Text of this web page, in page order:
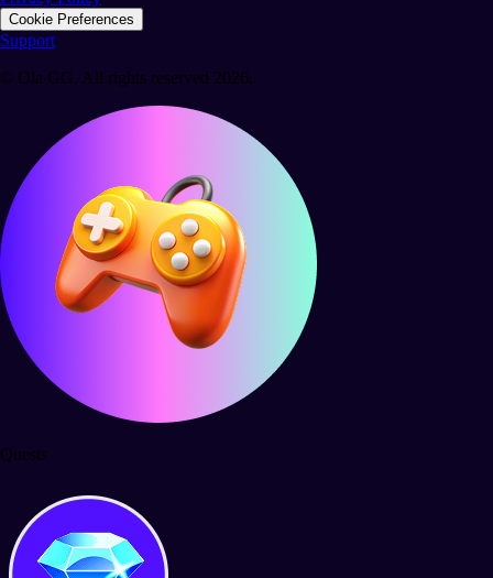
Cookie Preferences
Support
© Ola GG. All rights reserved 2026.
Quests